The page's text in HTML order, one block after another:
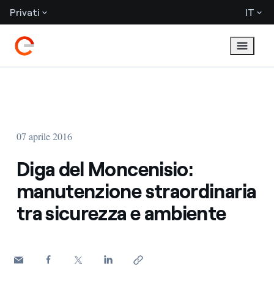
Privati IT
07 aprile 2016
Diga del Moncenisio:
manutenzione straordinaria
tra sicurezza e ambiente